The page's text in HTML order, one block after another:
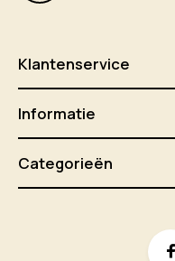
Klantenservice
Informatie
Categorieën